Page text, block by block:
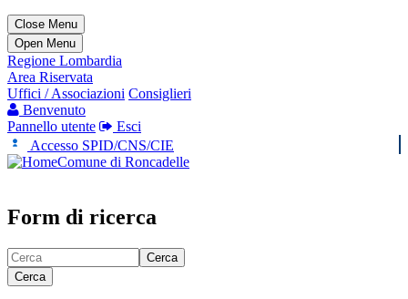
Close Menu
Open Menu
Regione Lombardia
Area Riservata
Uffici / Associazioni Consiglieri
Benvenuto
Pannello utente
Esci
Accesso SPID/CNS/CIE
Comune di Roncadelle
Form di ricerca
Cerca
Cerca